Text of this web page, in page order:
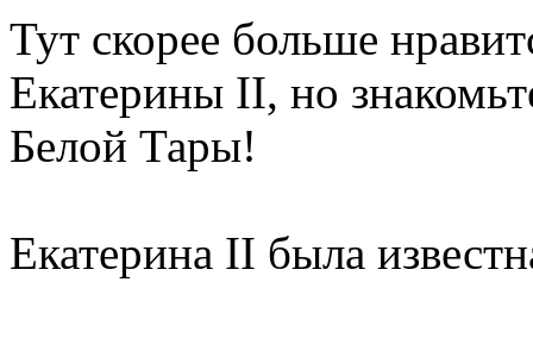
Тут скорее больше
Екатерины II, но
Белой Тары!
Екатерина II была